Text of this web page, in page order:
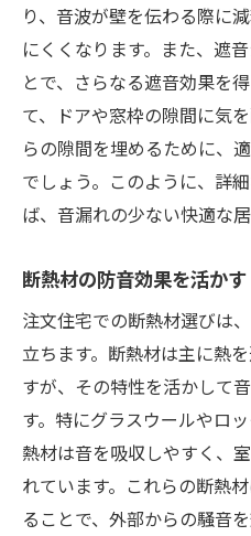
り、音波が壁を伝わる際に
にくくなります。また、遮
とで、さらなる遮音効果を
て、ドアや窓枠の隙間に気
らの隙間を埋めるために、
でしょう。このように、詳
ば、音漏れの少ない快適な
断熱材の防音効果を活かす
注文住宅での断熱材選びは
立ちます。断熱材は主に熱
すが、その特性を活かして
す。特にグラスウールやロ
熱材は音を吸収しやすく、
れています。これらの断熱
ることで、外部からの騒音